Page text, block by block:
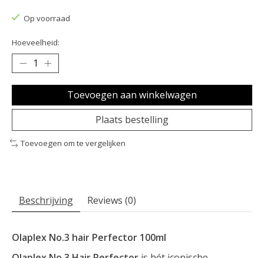
Op voorraad
Hoeveelheid:
Toevoegen aan winkelwagen
Plaats bestelling
Toevoegen om te vergelijken
Beschrijving Reviews (0)
Olaplex No.3 hair Perfector 100ml